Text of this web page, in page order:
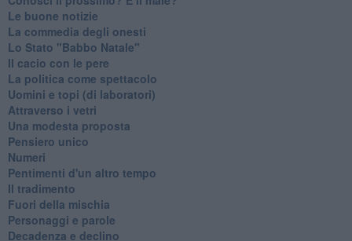
Le buone notizie
La commedia degli onesti
Lo Stato "Babbo Natale"
Il cacio con le pere
La politica come spettacolo
Uomini e topi (di laboratori)
Attraverso i vetri
Una modesta proposta
Pensiero unico
Numeri
Pentimenti d'un altro tempo
Il tradimento
Fuori della mischia
Personaggi e parole
Decadenza e declino